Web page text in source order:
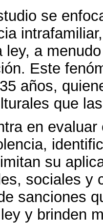
se
ley, a
Este
años,
que
en
su
sociales y
sanciones
y brinden